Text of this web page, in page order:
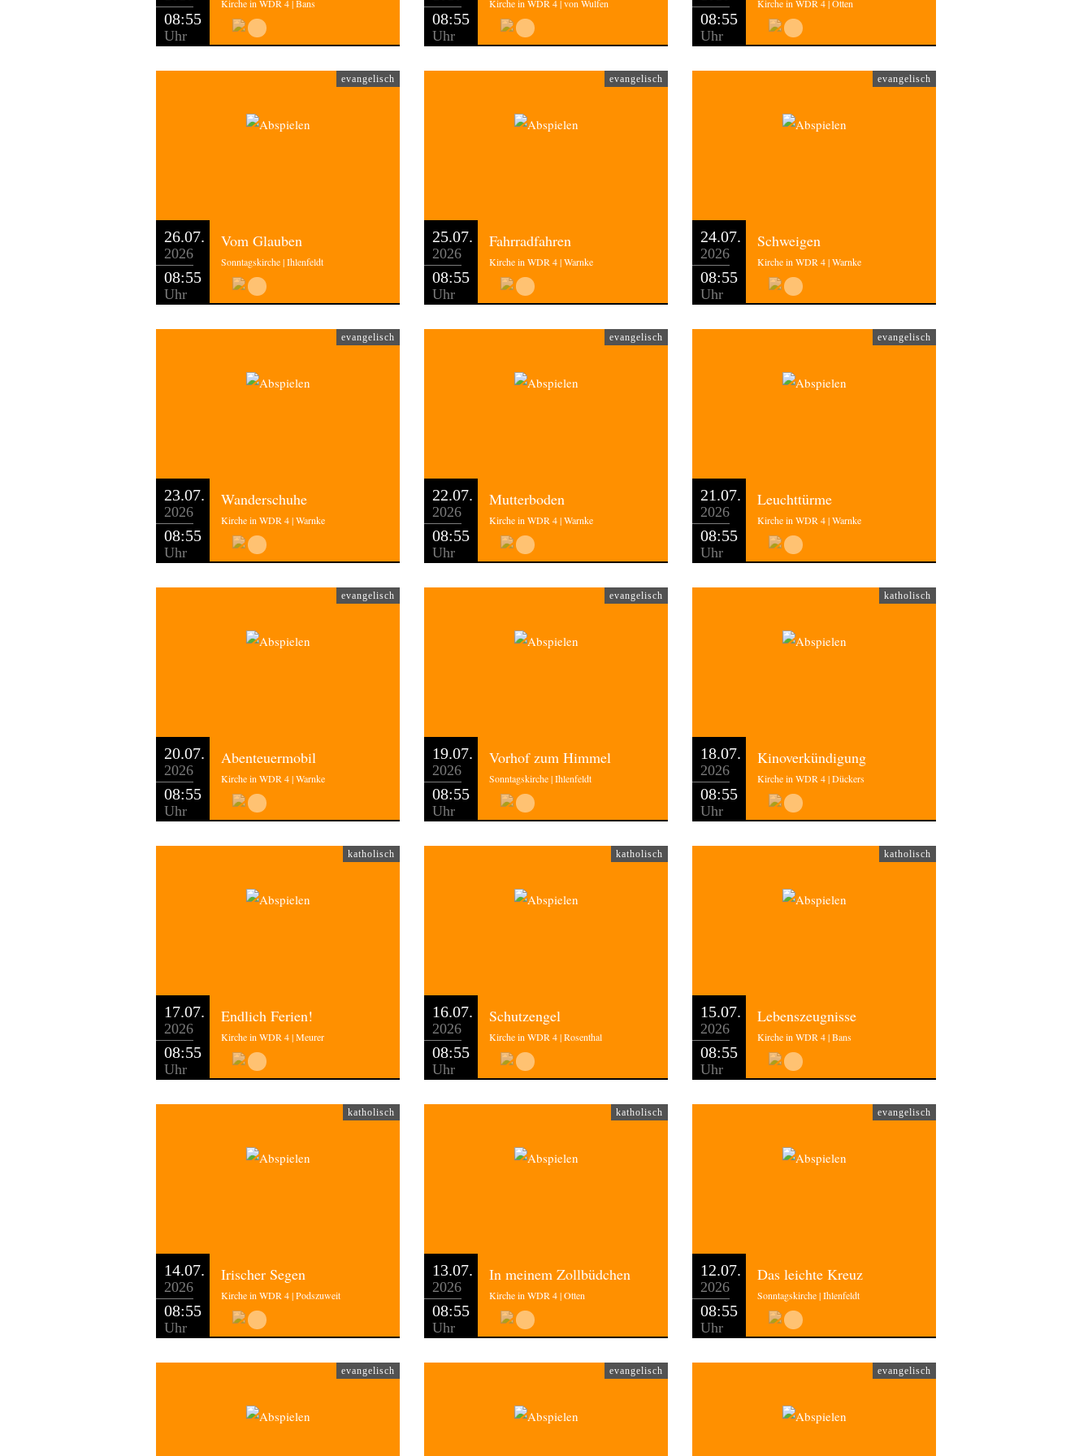
08:55
Uhr
Kirche in WDR 4 | Bans
08:55
Uhr
Kirche in WDR 4 | von Wulfen
08:55
Uhr
Kirche in WDR 4 | Otten
evangelisch
26.07.
2026
08:55
Uhr
Vom Glauben
Sonntagskirche | Ihlenfeldt
evangelisch
25.07.
2026
08:55
Uhr
Fahrradfahren
Kirche in WDR 4 | Warnke
evangelisch
24.07.
2026
08:55
Uhr
Schweigen
Kirche in WDR 4 | Warnke
evangelisch
23.07.
2026
08:55
Uhr
Wanderschuhe
Kirche in WDR 4 | Warnke
evangelisch
22.07.
2026
08:55
Uhr
Mutterboden
Kirche in WDR 4 | Warnke
evangelisch
21.07.
2026
08:55
Uhr
Leuchttürme
Kirche in WDR 4 | Warnke
evangelisch
20.07.
2026
08:55
Uhr
Abenteuermobil
Kirche in WDR 4 | Warnke
evangelisch
19.07.
2026
08:55
Uhr
Vorhof zum Himmel
Sonntagskirche | Ihlenfeldt
katholisch
18.07.
2026
08:55
Uhr
Kinoverkündigung
Kirche in WDR 4 | Dückers
katholisch
17.07.
2026
08:55
Uhr
Endlich Ferien!
Kirche in WDR 4 | Meurer
katholisch
16.07.
2026
08:55
Uhr
Schutzengel
Kirche in WDR 4 | Rosenthal
katholisch
15.07.
2026
08:55
Uhr
Lebenszeugnisse
Kirche in WDR 4 | Bans
katholisch
14.07.
2026
08:55
Uhr
Irischer Segen
Kirche in WDR 4 | Podszuweit
katholisch
13.07.
2026
08:55
Uhr
In meinem Zollbüdchen
Kirche in WDR 4 | Otten
evangelisch
12.07.
2026
08:55
Uhr
Das leichte Kreuz
Sonntagskirche | Ihlenfeldt
evangelisch evangelisch evangelisch